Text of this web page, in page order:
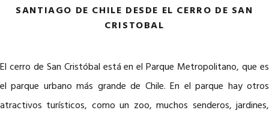
SANTIAGO DE CHILE DESDE EL CERRO DE SAN
CRISTOBAL
El cerro de San Cristóbal está en el Parque Metropolitano, que es
el parque urbano más grande de Chile. En el parque hay otros
atractivos turísticos, como un zoo, muchos senderos, jardines,